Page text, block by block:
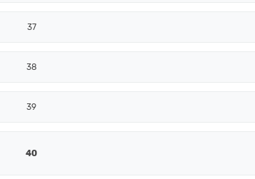
37
38
39
40